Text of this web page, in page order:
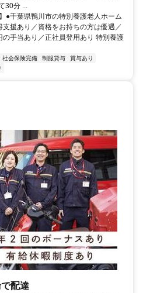
分 ...
●千葉県鴨川市の特別養護老人ホーム
援あり／資格をお持ちの方は優遇／
手当あり／正社員登用あり 特別養護
社会保険完備 制服貸与
賞与あり
配達